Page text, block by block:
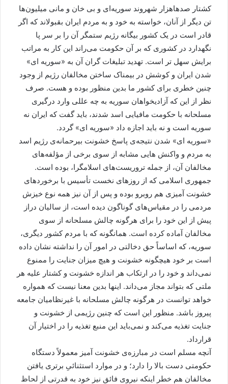
کشتار صدهاهزار شهروند سوریه‌ای و بی خان و مانی میلیون‌ها
تن دیگر از آنان، خواسته به خود و به مردم ایران بقبولاند که اگر
قادر است در یک کشور بیگانه رژیم ستمگر آن را بر سر پا
نگهدارد در کشوری که بر آن حکومت می‌راند این کار به مراتب
برایش سهل تر است. تهدید تبلیغات گران آن به «سوریه ای»
شدن ایران و کوشش در بیمناک ساختن مخالفان رژیم از وجود
چنین خطری برای کشور ما بدین منظور بوده و هست. صرف
نظر از این که آزادیخواهان سوریه به چه عللی وارد درگیری
مسلحانه با حکومت مافیایی اسد شدند، باید گفت که ایران نه
سوریه است و نه باید اجازه داد «سوریه ای» گردد.
«سوریه ای» شدن نتیجه‌ی پاسخ خشونت بیرحمانه‌ی رژیم اسد
به مردم و واکنش هایی مشابه از سوی برخی از مؤلفه‌های
مخالفان آن، از جمله تروریست‌های اسلامگرا، بوده است.
جمهوری اسلامی که از روزهای نخست تأسیس با برخوردهای
خشونت آمیزی هم روبرو بوده و پس از آن نیز همه نوع خیزش
مردمی را در مقیاس‌های گوناگون دیده است، از سالیان دراز
پیش از این خود را برای هرگونه چالش مسلحانه از سوی
مخالفان آماده کرده است. همانگونه که با مردم کشور دیگری،
سوریه، که اساساً حق دخالتی در امور آن را نداشته نشان داده
است بر خود هیچگونه خشونت و هیچ میزان جنایت را ممنوع
نمی‌داند و خود را در ارتکاب هر اندازه خشونت و کشتار علیه هر
ملتی که بتواند مجاز می‌داند. اینها بدین معنا نیست که همواره
خواهد توانست در هرگونه چالش مسلحانه با غیرنظامیان جامعه
پیروز باشد. منظور این است که چنین رژیمی از خشونت و
جنایت تغذیه می‌کند و نمی‌باید این منبع تغذیه را در اختیار آن
قرارداد.
آنچه مسلم است در مبارزه‌ی خشونت آمیز معمولاً دستگاه
حکومتی دست بالا را دارد؛ و در موارد استثنائیِ برتری یافتن
مخالفان هم خطر اینکه نیروی فائق نیز خود به قدرتی از لحاظ